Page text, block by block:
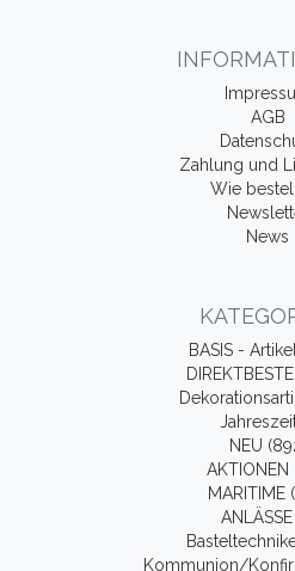
AGB
Zahlung und
Wie
News
BASIS -
NEU
AKTIONEN
MARITIME
ANLÄSSE
Kommunion/